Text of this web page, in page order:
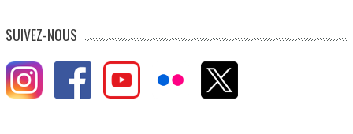
SUIVEZ-NOUS